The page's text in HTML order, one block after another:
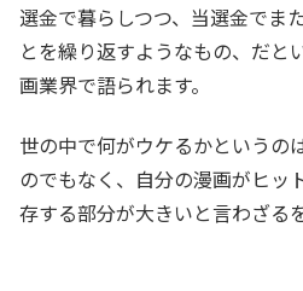
選金で暮らしつつ、当選金でま
とを繰り返すようなもの、だと
画業界で語られます。
世の中で何がウケるかというの
のでもなく、自分の漫画がヒッ
存する部分が大きいと言わざる